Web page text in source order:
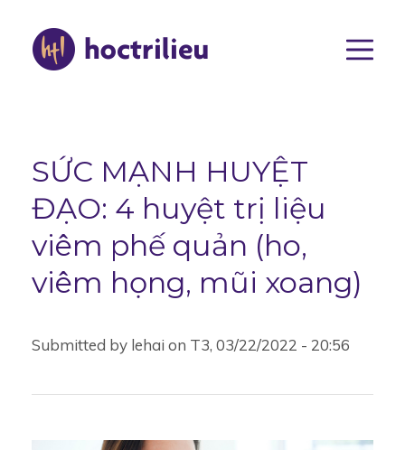
SỨC MẠNH HUYỆT
ĐẠO: 4 huyệt trị liệu
viêm phế quản (ho,
viêm họng, mũi xoang)
Submitted by lehai on T3, 03/22/2022 - 20:56